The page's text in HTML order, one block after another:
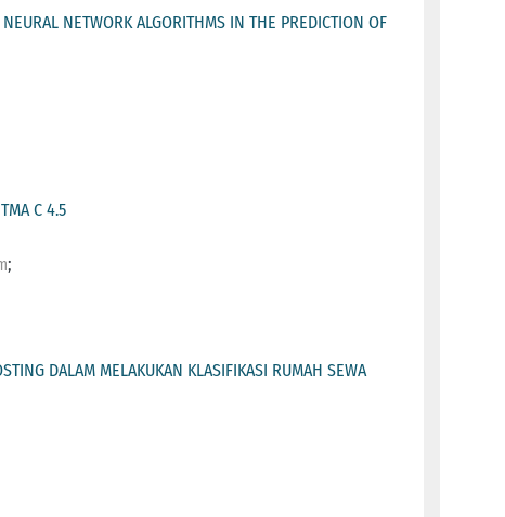
NETWORK ALGORITHMS IN THE PREDICTION OF
C 4.5
;
DALAM MELAKUKAN KLASIFIKASI RUMAH SEWA